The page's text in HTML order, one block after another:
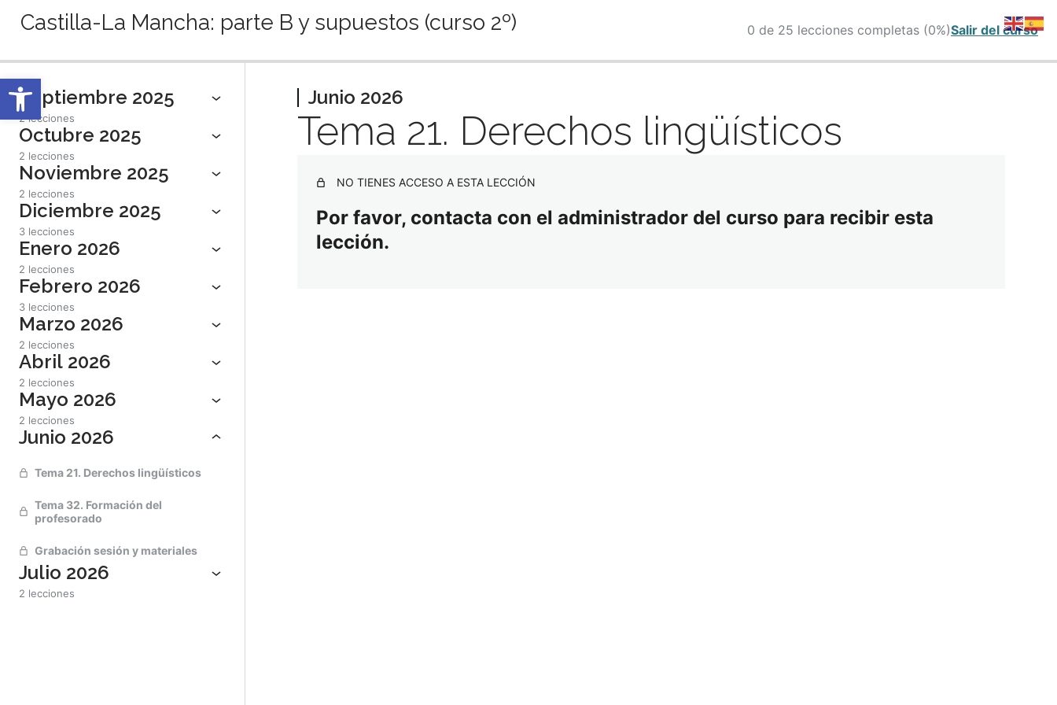
Abrir barra de herramientas
Castilla-La Mancha: parte B y supuestos (curso 2º) 0 de 25 lecciones completas (0%)Salir del curso
Septiembre 2025
2 lecciones
Octubre 2025
2 lecciones
Noviembre 2025
2 lecciones
Diciembre 2025
3 lecciones
Enero 2026
2 lecciones
Febrero 2026
3 lecciones
Marzo 2026
2 lecciones
Abril 2026
2 lecciones
Mayo 2026
2 lecciones
Junio 2026
Tema 21. Derechos lingüísticos
Tema 32. Formación del
profesorado
Grabación sesión y materiales
Julio 2026
2 lecciones
Junio 2026
Tema 21. Derechos lingüísticos
NO TIENES ACCESO A ESTA LECCIÓN
Por favor, contacta con el administrador del curso para recibir esta
lección.